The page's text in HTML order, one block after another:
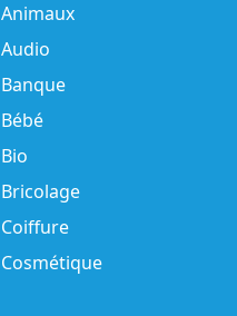
Animaux
Audio
Banque
Bébé
Bio
Bricolage
Coiffure
Cosmétique